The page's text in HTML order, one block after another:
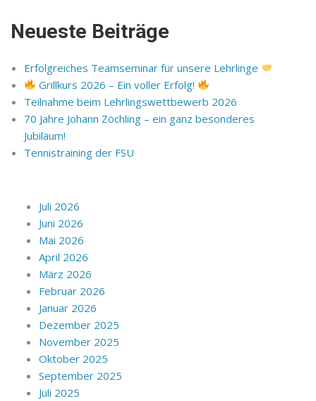
Neueste Beiträge
Erfolgreiches Teamseminar für unsere Lehrlinge
Grillkurs 2026 – Ein voller Erfolg!
Teilnahme beim Lehrlingswettbewerb 2026
70 Jahre Johann Zöchling – ein ganz besonderes
Jubiläum!
Tennistraining der FSU
Juli 2026
Juni 2026
Mai 2026
April 2026
März 2026
Februar 2026
Januar 2026
Dezember 2025
November 2025
Oktober 2025
September 2025
Juli 2025